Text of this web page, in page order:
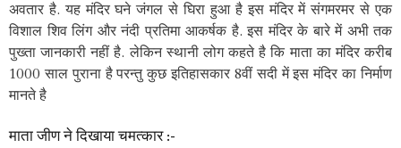
अवतार है. यह मंदिर घने जंगल से घिरा हुआ है इस मंदिर में संगमरमर से एक
विशाल शिव लिंग और नंदी प्रतिमा आकर्षक है. इस मंदिर के बारे में अभी तक
पुख्ता जानकारी नहीं है. लेकिन स्थानी लोग कहते है कि माता का मंदिर करीब
1000 साल पुराना है परन्तु कुछ इतिहासकार 8वीं सदी में इस मंदिर का निर्माण
मानते है
माता जीण ने दिखाया चमत्कार :-